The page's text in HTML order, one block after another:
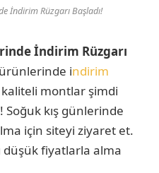
İndirim Rüzgarı Başladı!
İndirim Rüzgarı
indirim
kaliteli montlar şimdi
Soğuk kış günlerinde
için siteyi ziyaret et.
düşük fiyatlarla alma